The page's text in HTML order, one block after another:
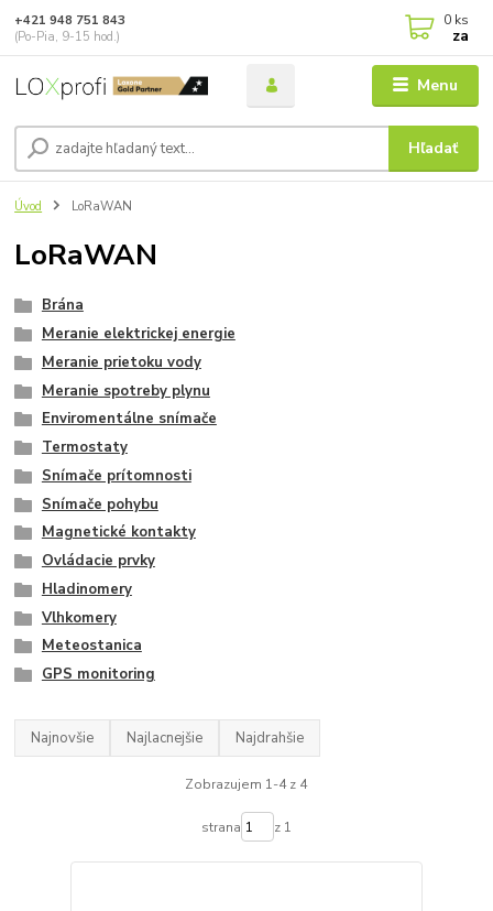
Menu
Hľadať
+421 948 751 843
(Po-Pia, 9-15 hod.)
0 ks
za
Úvod LoRaWAN
LoRaWAN
Brána
Meranie elektrickej energie
Meranie prietoku vody
Meranie spotreby plynu
Enviromentálne snímače
Termostaty
Snímače prítomnosti
Snímače pohybu
Magnetické kontakty
Ovládacie prvky
Hladinomery
Vlhkomery
Meteostanica
GPS monitoring
Najnovšie Najlacnejšie Najdrahšie
Zobrazujem 1-4 z 4
strana z 1